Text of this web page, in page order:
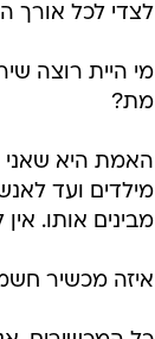
לצדי לכל אורך
מי היית רוצה
מת?
האמת היא שאני
מילדים ועד
מבינים אותו.
איזה מכשיר